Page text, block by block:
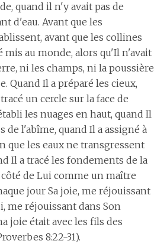
quand il n'y avait pas de
d'eau. Avant que les
avant que les collines
mis au monde, alors qu'Il n'avait
ni les champs, ni la poussière
Quand Il a préparé les cieux,
un cercle sur la face de
les nuages en haut, quand Il
de l'abîme, quand Il a assigné à
que les eaux ne transgressent
Il a tracé les fondements de la
de Lui comme un maître
jour Sa joie, me réjouissant
me réjouissant dans Son
joie était avec les fils des
8:22-31).